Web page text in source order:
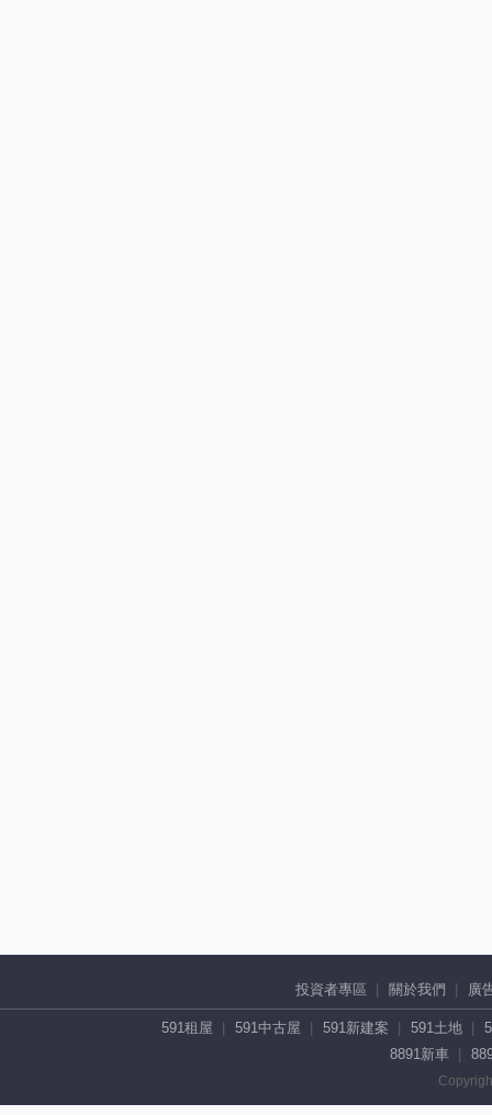
投資者專區 關於我們 廣
591租屋 591中古屋 591新建案 591土地
8891新車